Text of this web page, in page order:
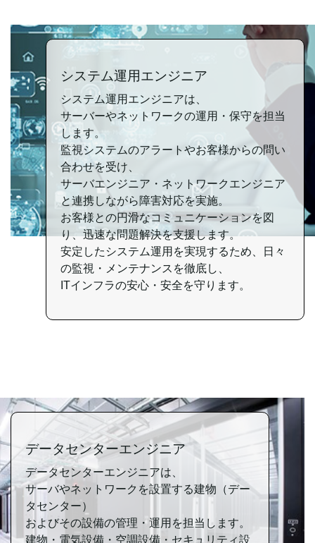
システム運用エンジニア
システム運用エンジニアは、
サーバーやネットワークの運用・保守を担当
します。
監視システムのアラートやお客様からの問い
合わせを受け、
サーバエンジニア ・ネットワークエンジニア
と連携しながら障害対応を実施。
お客様との円滑なコミュニケーションを図
り、迅速な問題解決を支援します。
安定したシステム運用を実現するため、
日々
の監視・メンテナンスを徹底し、
ITインフラの安心・安全を守ります。
データセンターエンジニア
データセンターエンジニアは、
サーバやネットワークを設置する建物（デー
タセンター）
およびその設備の管理・運用を担当します。
建物・電気設備・空調設備 ・セキュリティ設